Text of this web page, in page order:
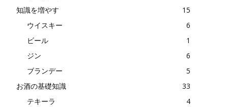
知識を増やす
15
ウイスキー
6
ビール
1
ジン
6
ブランデー
5
お酒の基礎知識
33
テキーラ
4